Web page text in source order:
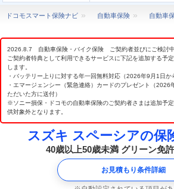
ドコモスマート保険ナビ 自動車保険 自動車
2026.8.7 自動車保険・バイク保険 ご契約者並びにご検討
ご契約者特典として利用できるサービスに下記を追加する予
します。
・バッテリー上りに対する年一回無料対応（2026年9月1日か
・エマージェンシー（緊急連絡）カードのプレゼント（
ただいた方に送付）
※ソニー損保・ドコモの自動車保険のご契約者さまは追加予
供対象外となります。
スズキ スペーシアの保
40歳以上50歳未満 グリーン免許
お見積もり条件詳細